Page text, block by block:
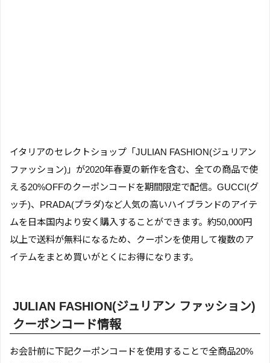
イタリアのセレクトショップ「JULIAN FASHION(ジュリアン
ファッション)」が2020年春夏の新作を含む、全ての商品で使
える20%OFFのクーポンコードを期間限定で配信。GUCCI(グ
ッチ)、PRADA(プラダ)など人気の高いハイブランドのアイテ
ムを日本国内より安く購入することができます。約50,000円
以上で送料が無料になるため、クーポンを使用して複数のア
イテムをまとめ買いがとくにお得になります。
JULIAN FASHION(ジュリアン ファッション)
クーポンコード情報
お会計前に下記クーポンコードを使用することで全商品20%